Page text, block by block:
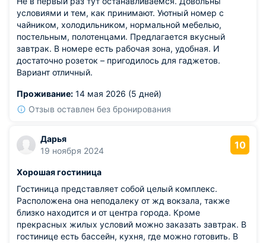
условиями и тем, как принимают. Уютный номер с
чайником, холодильником, нормальной мебелью,
постельным, полотенцами. Предлагается вкусный
завтрак. В номере есть рабочая зона, удобная. И
достаточно розеток – пригодилось для гаджетов.
Вариант отличный.
Проживание: 14 мая 2026 (5 дней)
Отзыв оставлен без бронирования
Дарья
19 ноября 2024
10
Хорошая гостиница
Гостиница представляет собой целый комплекс.
Расположена она неподалеку от жд вокзала, также
близко находится и от центра города. Кроме
прекрасных жилых условий можно заказать завтрак. В
гостинице есть бассейн, кухня, где можно готовить. В